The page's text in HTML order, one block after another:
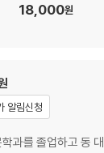
18,000원
알림신청
과를 졸업하고 동